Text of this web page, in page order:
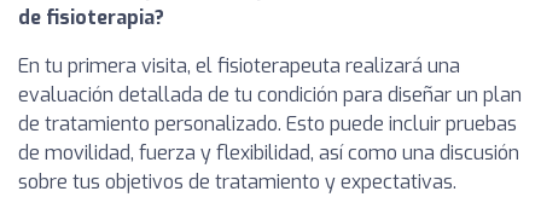
de fisioterapia?
En tu primera visita, el fisioterapeuta realizará una
evaluación detallada de tu condición para diseñar un plan
de tratamiento personalizado. Esto puede incluir pruebas
de movilidad, fuerza y flexibilidad, así como una discusión
sobre tus objetivos de tratamiento y expectativas.